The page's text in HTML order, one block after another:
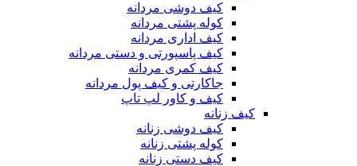
کیف دوشی مردانه
کوله پشتی مردانه
کیف اداری مردانه
کیف پاسپورتی و دستی مردانه
کیف کمری مردانه
جاکارتی و کیف پول مردانه
کیف و کاور لپ تاپ
کیف زنانه
کیف دوشی زنانه
کوله پشتی زنانه
کیف دستی زنانه